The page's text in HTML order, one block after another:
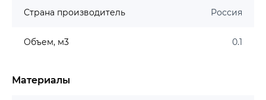
Страна производитель Россия
Объем, м3 0.1
Материалы